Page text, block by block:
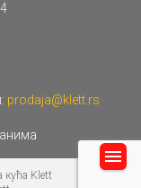
prodaja@klett.rs
кућа Klett